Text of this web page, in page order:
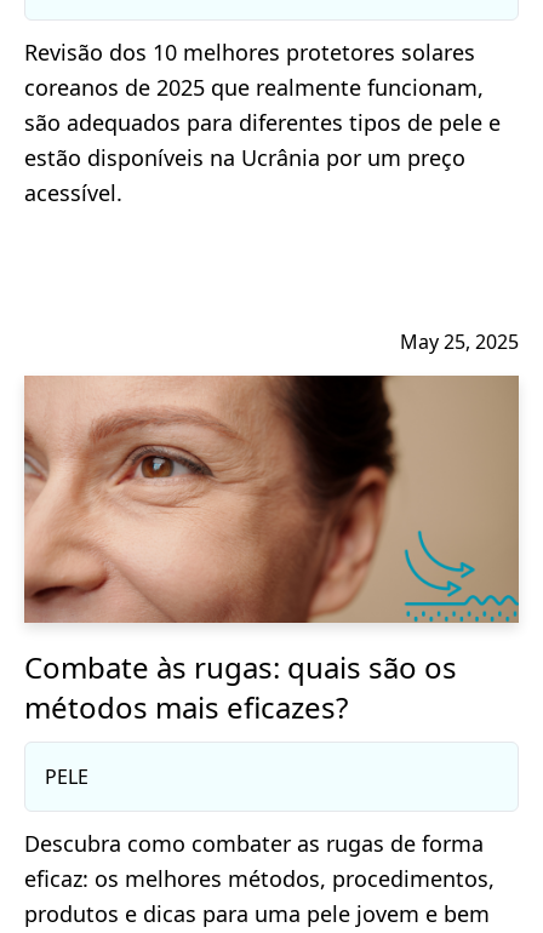
Revisão dos 10 melhores protetores solares
coreanos de 2025 que realmente funcionam,
são adequados para diferentes tipos de pele e
estão disponíveis na Ucrânia por um preço
acessível.
May 25, 2025
Combate às rugas: quais são os
métodos mais eficazes?
PELE
Descubra como combater as rugas de forma
eficaz: os melhores métodos, procedimentos,
produtos e dicas para uma pele jovem e bem